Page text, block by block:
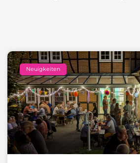
Neuigkeiten